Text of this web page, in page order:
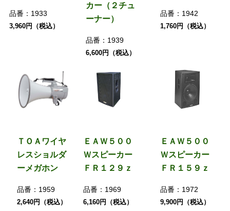
品番： 1933
3,960円（税込）
カー（２チュ
ーナー）
品番： 1939
6,600円（税込）
品番： 1942
1,760円（税込）
ＴＯＡワイヤ
レスショルダ
ーメガホン
品番： 1959
2,640円（税込）
ＥＡＷ５００
Ｗスピーカー
ＦＲ１２９ｚ
品番： 1969
6,160円（税込）
ＥＡＷ５００
Ｗスピーカー
ＦＲ１５９ｚ
品番： 1972
9,900円（税込）